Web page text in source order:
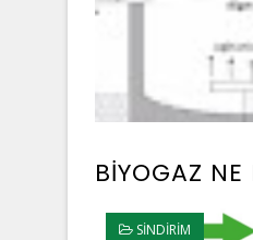
BİYOGAZ NE
SINDIRIM